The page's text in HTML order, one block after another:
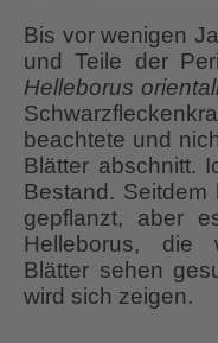
Bis vor wenigen
und Teile der
Helleborus
beachtete und
Blätter abschnitt.
Bestand.
gepflanzt, aber
Helleborus, die
Blätter sehen
wird sich zeigen.